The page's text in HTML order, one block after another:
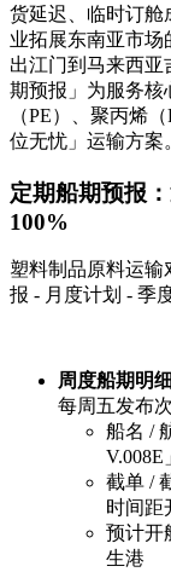
货延迟、临时订舱
业拓展东南亚市场
出江门到马来西
期预报」为服务核
（PE）、聚丙烯
位无忧」运输方案
定期船期预报
100%
塑料制品原料运输
报 - 月度计划 - 季
周度船期明
每周五发布
船名 /
V.008E
截单 /
时间距
预计开
生港